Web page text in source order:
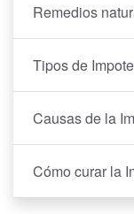
Remedios
Tipos de
Causas de la
Cómo curar la